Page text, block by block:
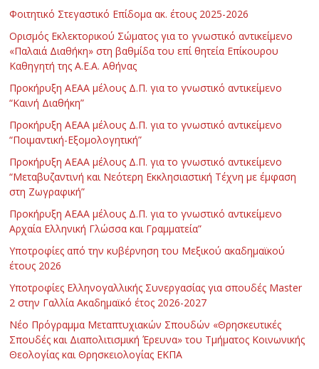
Φοιτητικό Στεγαστικό Επίδομα ακ. έτους 2025-2026
Ορισμός Εκλεκτορικού Σώματος για το γνωστικό αντικείμενο
«Παλαιά Διαθήκη» στη βαθμίδα του επί θητεία Επίκουρου
Καθηγητή της Α.Ε.Α. Αθήνας
Προκήρυξη ΑΕΑΑ μέλους Δ.Π. για το γνωστικό αντικείμενο
“Καινή Διαθήκη”
Προκήρυξη ΑΕΑΑ μέλους Δ.Π. για το γνωστικό αντικείμενο
“Ποιμαντική-Εξομολογητική”
Προκήρυξη ΑΕΑΑ μέλους Δ.Π. για το γνωστικό αντικείμενο
“Μεταβυζαντινή και Νεότερη Εκκλησιαστική Τέχνη με έμφαση
στη Ζωγραφική”
Προκήρυξη ΑΕΑΑ μέλους Δ.Π. για το γνωστικό αντικείμενο
Αρχαία Ελληνική Γλώσσα και Γραμματεία”
Υποτροφίες από την κυβέρνηση του Μεξικού ακαδημαϊκού
έτους 2026
Υποτροφίες Ελληνογαλλικής Συνεργασίας για σπουδές Master
2 στην Γαλλία Ακαδημαϊκό έτος 2026-2027
Νέο Πρόγραμμα Μεταπτυχιακών Σπουδών «Θρησκευτικές
Σπουδές και Διαπολιτισμική Έρευνα» του Τμήματος Κοινωνικής
Θεολογίας και Θρησκειολογίας ΕΚΠΑ